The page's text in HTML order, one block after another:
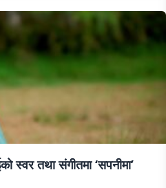
स्वर तथा संगीतमा ‘सपनीमा’